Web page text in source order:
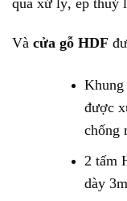
qua xử lý, ép thuỷ
Và cửa gỗ HDF
Khung
được
chống
2 tấm
dày